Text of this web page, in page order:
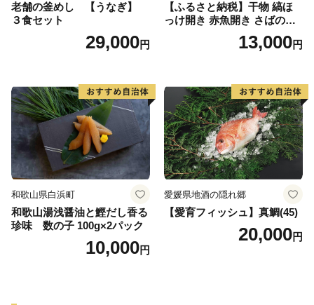
老舗の釜めし 【うなぎ】
３食セット
29,000円
【ふるさと納税】干物 縞ほ
っけ開き 赤魚開き さばの開
き 魚醤干し 3種 セット 詰め
合わせ 魚 おかず 肉厚 おいし
取り寄せグルメ 魚醤 ナンプ
ラー 愛知県 小牧市 冷凍 送料
無料
13,000円
和歌山県白浜町
和歌山湯浅醤油と鰹だし香る
珍味 数の子 100g×2パック
10,000円
愛媛県地酒の隠れ郷
【愛育フィッシュ】真鯛(45)
20,000円